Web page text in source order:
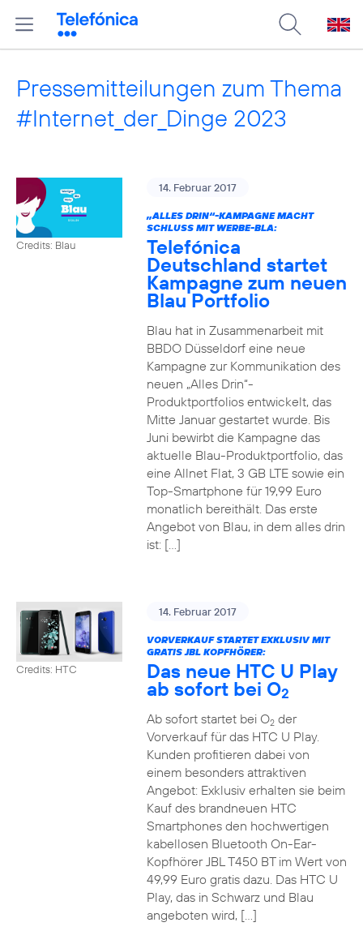
Pressemitteilungen zum Thema
#Internet_der_Dinge 2023
Credits: Blau
14. Februar 2017
„ALLES DRIN“-KAMPAGNE MACHT
SCHLUSS MIT WERBE-BLA:
Telefónica
Deutschland startet
Kampagne zum neuen
Blau Portfolio
Blau hat in Zusammenarbeit mit
BBDO Düsseldorf eine neue
Kampagne zur Kommunikation des
neuen „Alles Drin“-
Produktportfolios entwickelt, das
Mitte Januar gestartet wurde. Bis
Juni bewirbt die Kampagne das
aktuelle Blau-Produktportfolio, das
eine Allnet Flat, 3 GB LTE sowie ein
Top-Smartphone für 19,99 Euro
monatlich bereithält. Das erste
Angebot von Blau, in dem alles drin
ist: […]
Credits: HTC
14. Februar 2017
VORVERKAUF STARTET EXKLUSIV MIT
GRATIS JBL KOPFHÖRER:
Das neue HTC U Play
ab sofort bei O2
Ab sofort startet bei O2der
Vorverkauf für das HTC U Play.
Kunden profitieren dabei von
einem besonders attraktiven
Angebot: Exklusiv erhalten sie beim
Kauf des brandneuen HTC
Smartphones den hochwertigen
kabellosen Bluetooth On-Ear-
Kopfhörer JBL T450 BT im Wert von
49,99 Euro gratis dazu. Das HTC U
Play, das in Schwarz und Blau
angeboten wird, […]